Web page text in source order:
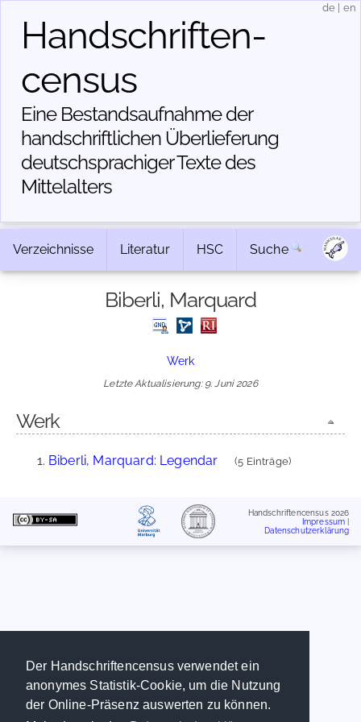
Der Handschriftencensus verwendet ein
anonymes Statistik-Cookie, um die Nutzung
der Online-Präsenz auswerten zu können.
Handschriften­
census
Eine Bestandsaufnahme der
handschriftlichen Über­lieferung
deutschsprachiger Texte des
Mittelalters
de en
Verzeichnisse Literatur HSC Suche
Biberli, Marquard
Werk
Letzte Aktualisierung: 9. Juni 2026
Werk
Biberli, Marquard: Legendar (5 Einträge)
Handschriftencensus 2026
Impressum
Datenschutzerklärung